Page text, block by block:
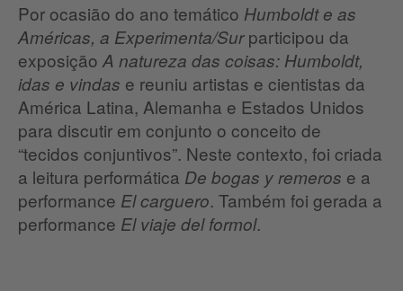
Por ocasião do ano temático Humboldt e as
Américas, a Experimenta/Surparticipou da
exposição A natureza das coisas: Humboldt,
idas e vindas e reuniu artistas e cientistas da
América Latina, Alemanha e Estados Unidos
para discutir em conjunto o conceito de
“tecidos conjuntivos”. Neste contexto, foi criada
a leitura performática De bogas y remeros e a
performance El carguero. Também foi gerada a
performance El viaje del formol.